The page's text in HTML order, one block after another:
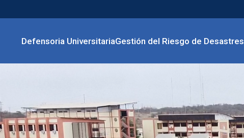
Defensoria UniversitariaGestión del Riesgo de Desastres